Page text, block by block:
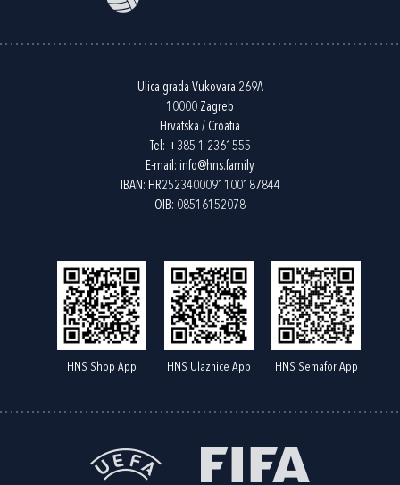
Ulica grada Vukovara 269A
10000 Zagreb
Hrvatska / Croatia
Tel: +385 1 2361555
E-mail: info@hns.family
IBAN: HR2523400091100187844
OIB: 08516152078
HNS Shop App HNS Ulaznice App HNS Semafor App